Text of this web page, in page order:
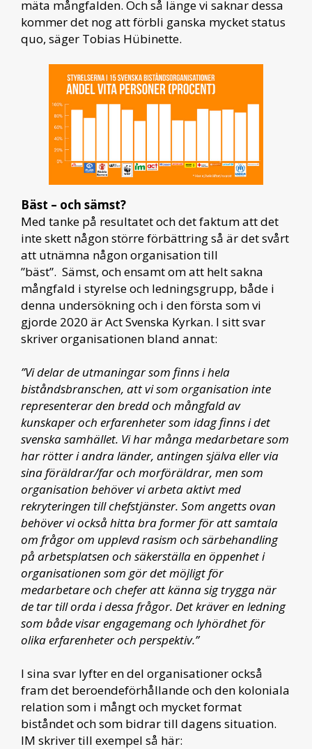
mäta mångfalden. Och så länge vi saknar dessa
kommer det nog att förbli ganska mycket status
quo, säger Tobias Hübinette.
Bäst – och sämst?
Med tanke på resultatet och det faktum att det
inte skett någon större förbättring så är det svårt
att utnämna någon organisation till
”bäst”. Sämst, och ensamt om att helt sakna
mångfald i styrelse och ledningsgrupp, både i
denna undersökning och i den första som vi
gjorde 2020 är Act Svenska Kyrkan. I sitt svar
skriver organisationen bland annat:
”Vi delar de utmaningar som finns i hela
biståndsbranschen, att vi som organisation inte
representerar den bredd och mångfald av
kunskaper och erfarenheter som idag finns i det
svenska samhället. Vi har många medarbetare som
har rötter i andra länder, antingen själva eller via
sina föräldrar/far och morföräldrar, men som
organisation behöver vi arbeta aktivt med
rekryteringen till chefstjänster. Som angetts ovan
behöver vi också hitta bra former för att samtala
om frågor om upplevd rasism och särbehandling
på arbetsplatsen och säkerställa en öppenhet i
organisationen som gör det möjligt för
medarbetare och chefer att känna sig trygga när
de tar till orda i dessa frågor. Det kräver en ledning
som både visar engagemang och lyhördhet för
olika erfarenheter och perspektiv.”
I sina svar lyfter en del organisationer också
fram det beroendeförhållande och den koloniala
relation som i mångt och mycket format
biståndet och som bidrar till dagens situation.
IM skriver till exempel så här: